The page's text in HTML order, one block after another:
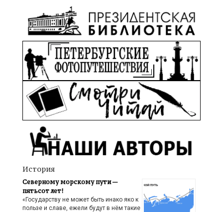
История
Северному морскому пути —
пятьсот лет!
«Государству не может быть инако яко к
пользе и славе, ежели будут в нём такие